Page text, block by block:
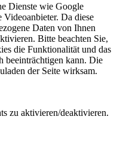
Dienste wie Google
Da diese
Daten von Ihnen
Bitte beachten Sie,
die Funktionalität und das
beeinträchtigen kann. Die
der Seite wirksam.
zu aktivieren/deaktivieren.